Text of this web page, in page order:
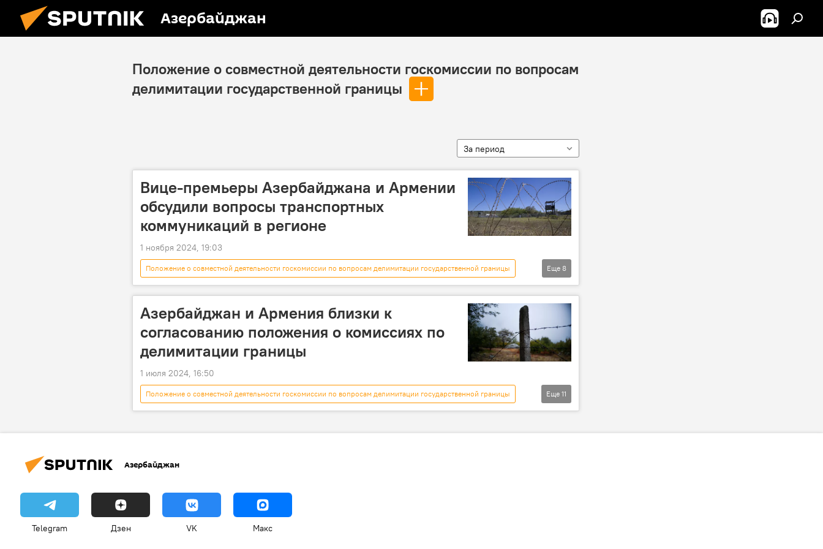
Азербайджан
Положение о совместной деятельности госкомиссии по вопросам
делимитации государственной границы
За период
Вице-премьеры Азербайджана и Армении
обсудили вопросы транспортных
коммуникаций в регионе
1 ноября 2024, 19:03
Положение о совместной деятельности госкомиссии по вопросам делимитации государственной границы
Новости
Азербайджан Армения государственная граница
граница
Еще 8
Азербайджан и Армения близки к
согласованию положения о комиссиях по
делимитации границы
1 июля 2024, 16:50
Положение о совместной деятельности госкомиссии по вопросам делимитации государственной границы
Новости
Азербайджан Армения Граница
Делимитация
Еще 11
Азербайджан
Telegram Дзен VK Макс